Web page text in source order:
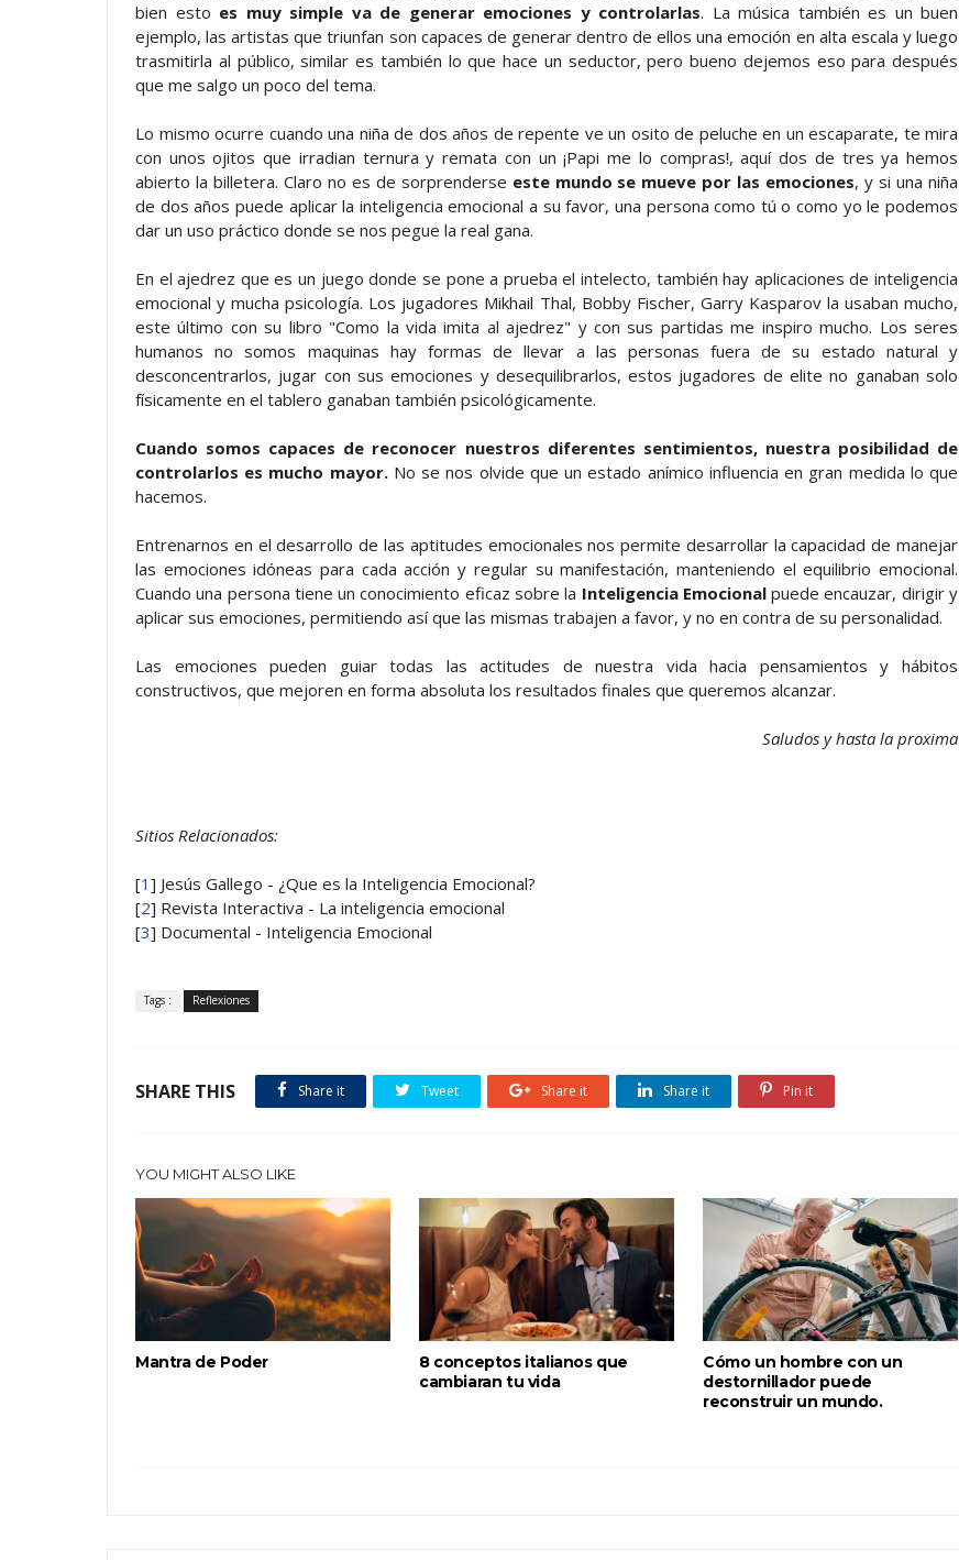
bien esto es muy simple va de generar emociones y controlarlas. La música también es un buen
ejemplo, las artistas que triunfan son capaces de generar dentro de ellos una emoción en alta escala y luego
trasmitirla al público, similar es también lo que hace un seductor, pero bueno dejemos eso para después
que me salgo un poco del tema.
Lo mismo ocurre cuando una niña de dos años de repente ve un osito de peluche en un escaparate, te mira
con unos ojitos que irradian ternura y remata con un ¡Papi me lo compras!, aquí dos de tres ya hemos
abierto la billetera. Claro no es de sorprenderse este mundo se mueve por las emociones, y si una niña
de dos años puede aplicar la inteligencia emocional a su favor, una persona como tú o como yo le podemos
dar un uso práctico donde se nos pegue la real gana.
En el ajedrez que es un juego donde se pone a prueba el intelecto, también hay aplicaciones de inteligencia
emocional y mucha psicología. Los jugadores Mikhail Thal, Bobby Fischer, Garry Kasparov la usaban mucho,
este último con su libro "Como la vida imita al ajedrez" y con sus partidas me inspiro mucho. Los seres
humanos no somos maquinas hay formas de llevar a las personas fuera de su estado natural y
desconcentrarlos, jugar con sus emociones y desequilibrarlos, estos jugadores de elite no ganaban solo
físicamente en el tablero ganaban también psicológicamente.
Cuando somos capaces de reconocer nuestros diferentes sentimientos, nuestra posibilidad de
controlarlos es mucho mayor.No se nos olvide que un estado anímico influencia en gran medida lo que
hacemos.
Entrenarnos en el desarrollo de las aptitudes emocionales nos permite desarrollar la capacidad de manejar
las emociones idóneas para cada acción y regular su manifestación, manteniendo el equilibrio emocional.
Cuando una persona tiene un conocimiento eficaz sobre la Inteligencia Emocionalpuede encauzar, dirigir y
aplicar sus emociones, permitiendo así que las mismas trabajen a favor, y no en contra de su personalidad.
Las emociones pueden guiar todas las actitudes de nuestra vida hacia pensamientos y hábitos
constructivos, que mejoren en forma absoluta los resultados finales que queremos alcanzar.
Saludos y hasta la proxima
Sitios Relacionados:
[1 ] Jesús Gallego - ¿Que es la Inteligencia Emocional?
[2] Revista Interactiva - La inteligencia emocional
[3] Documental - Inteligencia Emocional
Tags : Reflexiones
SHARE THIS Share it Tweet Share it Share it Pin it
YOU MIGHT ALSO LIKE
Mantra de Poder
8 conceptos italianos que
cambiaran tu vida
Cómo un hombre con un
destornillador puede
reconstruir un mundo.